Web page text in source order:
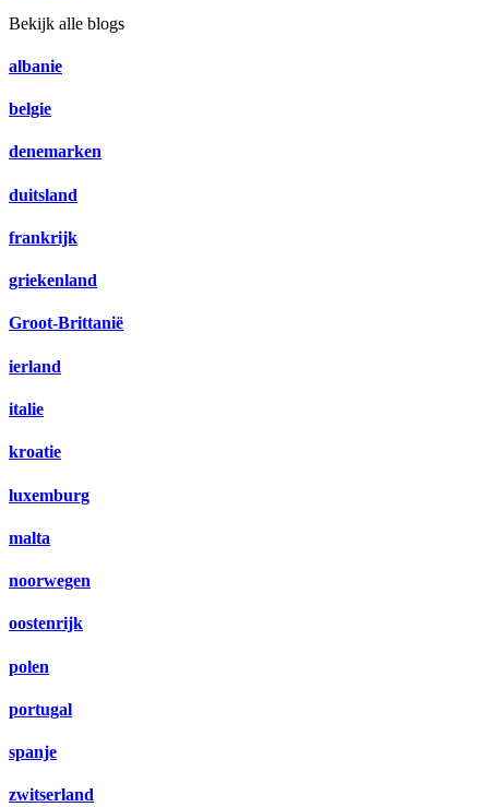
Bekijk alle blogs
albanie
belgie
denemarken
duitsland
frankrijk
griekenland
Groot-Brittanië
ierland
italie
kroatie
luxemburg
malta
noorwegen
oostenrijk
polen
portugal
spanje
zwitserland